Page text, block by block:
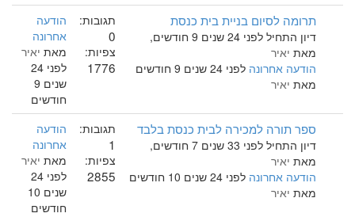
תרומה לסיום בניית בית כנסת
דיון התחיל לפני 24 שנים 9 חודשים,
מאת יאיר
הודעה אחרונה לפני 24 שנים 9 חודשים
מאת יאיר
תגובות:
0
צפיות:
1776
הודעה
אחרונה
מאת יאיר
לפני 24
שנים 9
חודשים
ספר תורה למכירה לבית כנסת בלבד
דיון התחיל לפני 33 שנים 7 חודשים,
מאת יאיר
הודעה אחרונה לפני 24 שנים 10 חודשים
מאת יאיר
תגובות:
1
צפיות:
2855
הודעה
אחרונה
מאת יאיר
לפני 24
שנים 10
חודשים